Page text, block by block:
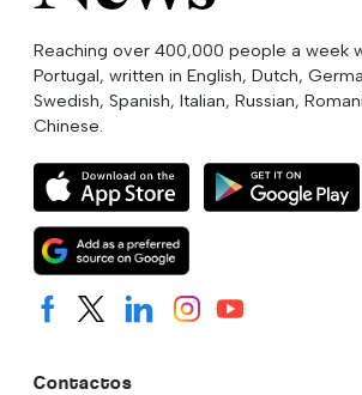
Reaching over 400,000 people a week
Portugal, written in English, Dutch,
Swedish, Spanish, Italian, Russian,
Chinese.
Contactos